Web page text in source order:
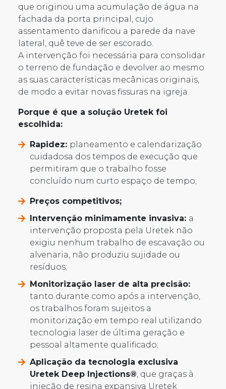
que originou uma acumulação de água na
fachada da porta principal, cujo
assentamento danificou a parede da nave
lateral, quê teve de ser escorado.
A intervenção foi necessária para consolidar
o terreno de fundação e devolver ao mesmo
as suas características mecânicas originais,
de modo a evitar novas fissuras na igreja.
Porque é que a solução Uretek foi
escolhida:
Rapidez: planeamento e calendarização
cuidadosa dos tempos de execução que
permitiram que o trabalho fosse
concluído num curto espaço de tempo;
Preços competitivos;
Intervenção minimamente invasiva: a
intervenção proposta pela Uretek não
exigiu nenhum trabalho de escavação ou
alvenaria, não produziu sujidade ou
resíduos;
Monitorização laser de alta precisão:
tanto durante como após a intervenção,
os trabalhos foram sujeitos a
monitorização em tempo real utilizando
tecnologia laser de última geração e
pessoal altamente qualificado;
Aplicação da tecnologia exclusiva
Uretek Deep Injections® , que graças à
injeção de resina expansiva Uretek